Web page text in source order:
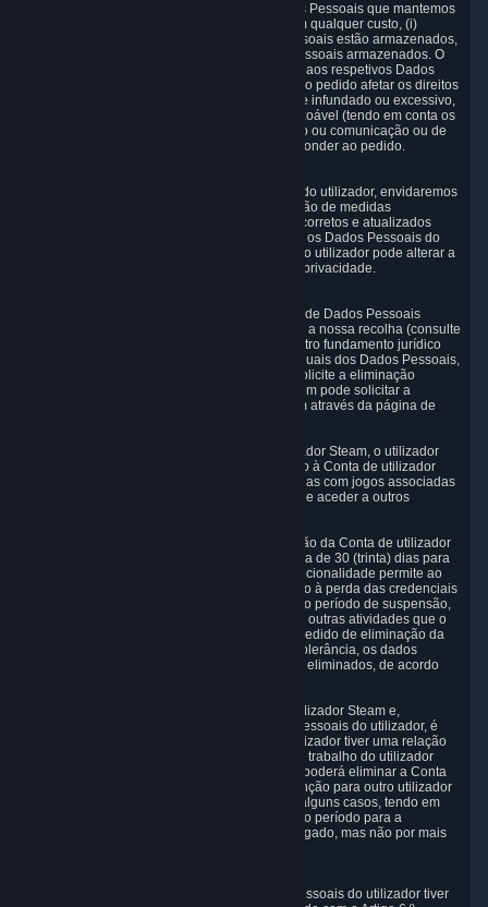
O utilizador tem o direito de consultar os Dados Pessoais que mantemos
sobre o mesmo, ou seja, o direito de exigir, sem qualquer custo, (i)
informação que indique se os seus Dados Pessoais estão armazenados,
(ii) acesso a e/ou (iii) duplicados dos Dados Pessoais armazenados. O
utilizador pode exercer o seu direito de acesso aos respetivos Dados
Pessoais através do Painel de privacidade. Se o pedido afetar os direitos
e liberdades de terceiros ou for manifestamente infundado ou excessivo,
reservamo-nos o direito de cobrar uma taxa razoável (tendo em conta os
custos administrativos de fornecer a informação ou comunicação ou de
realizar a ação solicitada) ou de recusar a responder ao pedido.
No caso de processarmos os Dados Pessoais do utilizador, envidaremos
esforços para garantir, através da implementação de medidas
adequadas, que esses Dados Pessoais estão corretos e atualizados
para os fins para os quais foram recolhidos. Se os Dados Pessoais do
utilizador estiverem incorretos ou incompletos, o utilizador pode alterar a
informação que forneceu através do Painel de privacidade.
O utilizador tem o direito de obter a eliminação de Dados Pessoais
relativos ao utilizador se o motivo que justificou a nossa recolha (consulte
a secção 2 acima) já não existir ou se existir outro fundamento jurídico
para a sua eliminação. No caso de itens individuais dos Dados Pessoais,
edite-os através do Painel de privacidade ou solicite a eliminação
através da página de suporte do Steam. Também pode solicitar a
eliminação da sua conta de utilizador do Steam através da página de
Em resultado da eliminação da Conta de utilizador Steam, o utilizador
perderá o acesso aos serviços Steam, incluindo à Conta de utilizador
Steam, a subscrições e informações relacionadas com jogos associadas
à Conta de utilizador Steam e a possibilidade de aceder a outros
A partir do momento em que solicita a eliminação da Conta de utilizador
Steam, o utilizador tem um período de tolerância de 30 (trinta) dias para
recuperar a Conta de utilizador Steam. Esta funcionalidade permite ao
utilizador não perder a conta por engano devido à perda das credenciais
de conta ou devido a conta pirateada. Durante o período de suspensão,
poderemos concluir as atividades financeiras e outras atividades que o
utilizador possa ter iniciado antes de enviar o pedido de eliminação da
Conta de utilizador Steam. Após o período de tolerância, os dados
pessoais associado à conta do utilizador serão eliminados, de acordo
Em alguns casos, a eliminação da Conta de utilizador Steam e,
consequentemente, a eliminação dos Dados Pessoais do utilizador, é
complicada. Nomeadamente, se a conta do utilizador tiver uma relação
comercial com a Valve, por exemplo, devido ao trabalho do utilizador
para um programador de jogos, o utilizador só poderá eliminar a Conta
de utilizador Steam após ter transferido esta função para outro utilizador
ou tiver dissolvido esta relação comercial. Em alguns casos, tendo em
conta a complexidade e o número de pedidos, o período para a
eliminação de Dados Pessoais poderá ser alargado, mas não por mais
Quando o nosso processamento dos Dados Pessoais do utilizador tiver